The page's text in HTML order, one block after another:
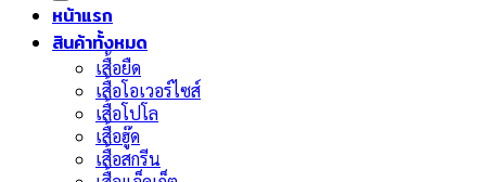
หน้าแรก
สินค้าทั้งหมด
เสื้อยืด
เสื้อโอเวอร์ไซส์
เสื้อโปโล
เสื้อฮู๊ด
เสื้อสกรีน